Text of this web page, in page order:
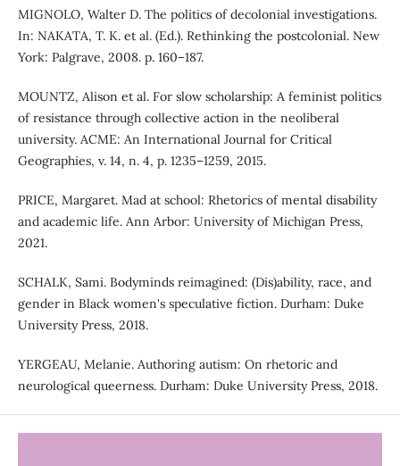
MIGNOLO, Walter D. The politics of decolonial investigations.
In: NAKATA, T. K. et al. (Ed.). Rethinking the postcolonial. New
York: Palgrave, 2008. p. 160–187.
MOUNTZ, Alison et al. For slow scholarship: A feminist politics
of resistance through collective action in the neoliberal
university. ACME: An International Journal for Critical
Geographies, v. 14, n. 4, p. 1235–1259, 2015.
PRICE, Margaret. Mad at school: Rhetorics of mental disability
and academic life. Ann Arbor: University of Michigan Press,
2021.
SCHALK, Sami. Bodyminds reimagined: (Dis)ability, race, and
gender in Black women's speculative fiction. Durham: Duke
University Press, 2018.
YERGEAU, Melanie. Authoring autism: On rhetoric and
neurological queerness. Durham: Duke University Press, 2018.